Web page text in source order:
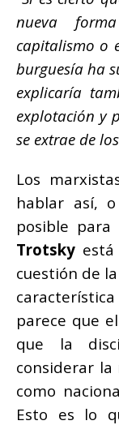
nueva
capitalismo o
burguesía ha
explicaría
explotación y
se extrae de
Los
hablar así,
posible para
Trotsky
cuestión de
parece que
que la
considerar
como
Esto es lo